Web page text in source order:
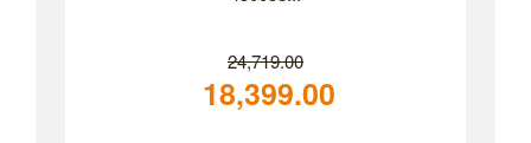
24,719.00
18,399.00